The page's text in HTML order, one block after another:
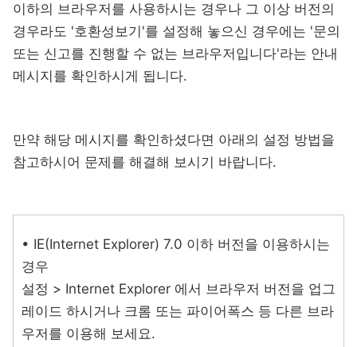
이하의 브라우저를 사용하시는 경우나 그 이상 버전의
경우라도 '호환성보기'를 설정해 놓으신 경우에는 '문의
또는 신고를 진행할 수 없는 브라우저입니다'라는 안내
메시지를 확인하시게 됩니다.
만약 해당 메시지를 확인하셨다면 아래의 설정 방법을
참고하시어 문제를 해결해 보시기 바랍니다.
• IE(Internet Explorer) 7.0 이하 버전을 이용하시는
경우
설정 > Internet Explorer 에서 브라우저 버전을 업그
레이드 하시거나 크롬 또는 파이어폭스 등 다른 브라
우저를 이용해 보세요.